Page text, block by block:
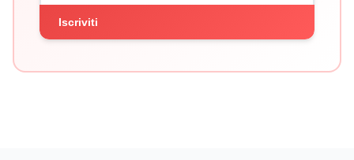
Iscriviti